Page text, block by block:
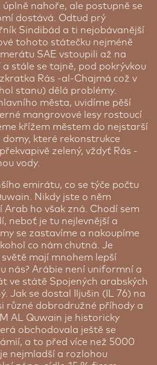
nahoře, ale postupně se
dostává. Odtud prý
Sindibád a ti nejobávanější
tohoto státečku nejméně
SAE vstoupili až na
stále se tajně, pod pokrývkou
Rás -al-Chajmá což v
stanu) dělá problémy.
města, uvidíme pěší
mangrovové lesy rostoucí
křížem městem do nejstarší
které rekonstrukce
zelený, vždyť Rás -
vody.
emirátu, co se týče počtu
Nikdy jste o něm
Arab ho však zná. Chodí sem
neboť je tu nejlevnější a
se zastavíme a nakoupíme
co nám chutná. Je
mají mnohem lepší
nás? Arábie není uniformní a
ve státě Spojených arabských
Jak se dostal Iljušin (IL 76) na
různé dobrodružné příhody a
AL Quwain je historicky
obchodovala ještě se
a to před více než 5000
nejmladší a rozlohou